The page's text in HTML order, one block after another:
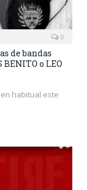
0
de bandas
BENITO o LEO
habitual este